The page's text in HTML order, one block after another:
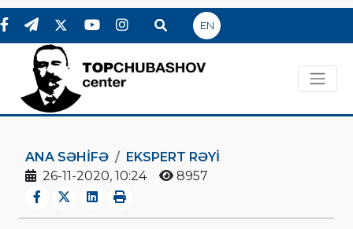
EN
ANA SƏHIFƏ
EKSPERT RƏYI
26-11-2020, 10:24
8957